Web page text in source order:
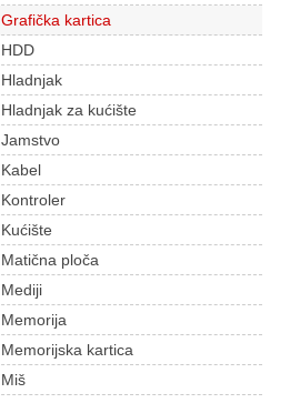
Grafička kartica
HDD
Hladnjak
Hladnjak za kućište
Jamstvo
Kabel
Kontroler
Kućište
Matična ploča
Mediji
Memorija
Memorijska kartica
Miš